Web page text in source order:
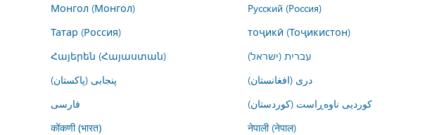
Монгол (Монгол)
Русский (Россия)
Татар (Россия)
тоҷикӣ (Тоҷикистон)
Հայերեն (Հայաստան)
עברית (ישראל)
پنجابی (پاکستان)
درى (افغانستان)
فارسى
کوردیی ناوەڕاست (کوردستان)
कोंकणी (भारत) नेपाली (नेपाल)